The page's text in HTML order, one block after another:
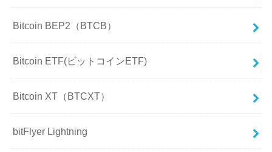
Bitcoin BEP2（BTCB）
Bitcoin ETF(ビットコインETF)
Bitcoin XT（BTCXT）
bitFlyer Lightning